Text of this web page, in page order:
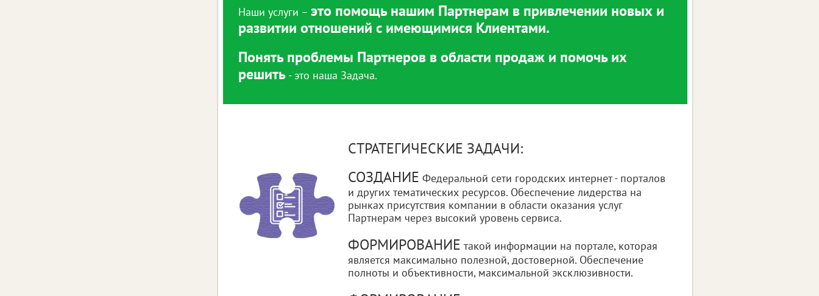
Наши услуги – это помощь нашим Партнерам в привлечении новых и
развитии отношений с имеющимися Клиентами.
Понять проблемы Партнеров в области продаж и помочь их
решить - это наша Задача.
СТРАТЕГИЧЕСКИЕ ЗАДАЧИ:
СОЗДАНИЕ Федеральной сети городских интернет - порталов
и других тематических ресурсов. Обеспечение лидерства на
рынках присутствия компании в области оказания услуг
Партнерам через высокий уровень сервиса.
ФОРМИРОВАНИЕ такой информации на портале, которая
является максимально полезной, достоверной. Обеспечение
полноты и объективности, максимальной эксклюзивности.